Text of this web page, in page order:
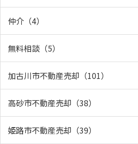
仲介（4）
無料相談（5）
加古川市不動産売却（101）
高砂市不動産売却（38）
姫路市不動産売却（39）